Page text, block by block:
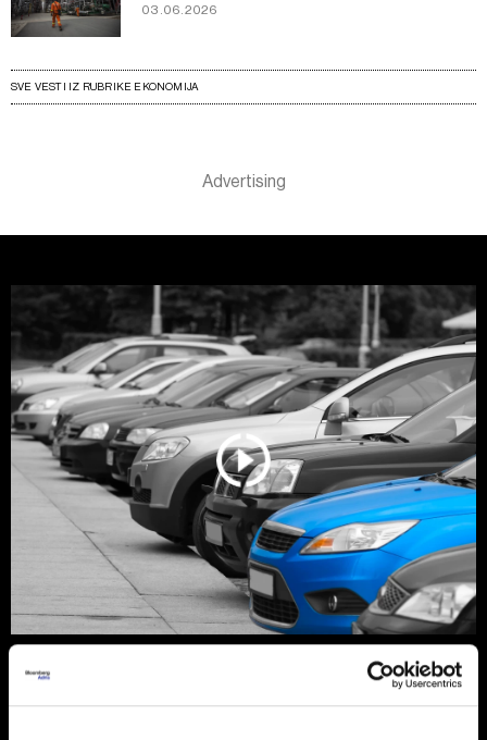
03.06.2026
SVE VESTI IZ RUBRIKE EKONOMIJA
Srbija još vozi stare dizelaše, ali
tržište se menja zbog pravila EU